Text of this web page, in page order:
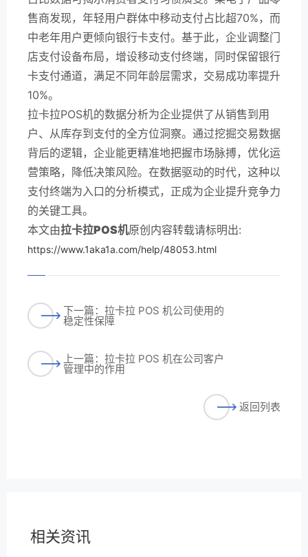
售商发现，年轻用户群体中移动支付占比超70%，而
中老年用户更倾向银行卡支付。基于此，企业调整门
店支付设备布局，增设移动支付终端，同时保留银行
卡支付通道，满足不同年龄层需求，交易成功率提升
10%。
拉卡拉POS机的数据分析为企业提供了从销售到用
户、从库存到支付的全方位洞察。通过挖掘交易数据
背后的逻辑，企业能更精准地把握市场脉搏，优化运
营策略，降低决策风险。在数据驱动的时代，这种以
支付终端为入口的分析模式，正成为企业提升竞争力
的关键工具。
本文由拉卡拉POS机原创内容转载请标明出:
https://www.1aka1a.com/help/48053.html
下一篇：拉卡拉 POS 机公司使用的
稳定性保障
上一篇：拉卡拉 POS 机在公司客户
管理中的作用
返回列表
相关资讯